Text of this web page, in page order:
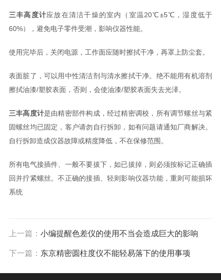
三丰高度计应放在清洁干燥的室内（室温20℃±5℃，湿度低于
60%），避免电子零件受潮，影响仪器性能。
使用完毕后，关闭电源，工作面应随时擦拭干净，再罩上防尘套。
表面脏了，可以用中性清洁剂与清水擦拭干净。绝不能用有机溶剂
擦拭油漆/塑胶表面，否则，会使油漆/塑胶表面失去光泽。
三丰高度计是由精密部件构成，经过精密调校，所有调节螺丝与紧
固螺丝均已固定，客户请勿自行拆卸，如有问题请通知厂商解决。
自行拆卸造成仪器故障或精度降低，不在保修范围。
所有电气接插件、一般不要拔下，如已拔掉，则必须按标记正确插
回并拧紧螺丝。不正确的接插、轻则影响仪器功能，重则可能损坏
系统
上一篇： 小编提醒色差仪的使用不当会造成巨大的影响
下一篇： 东京精密圆柱度仪不能轻易落下的使用事项